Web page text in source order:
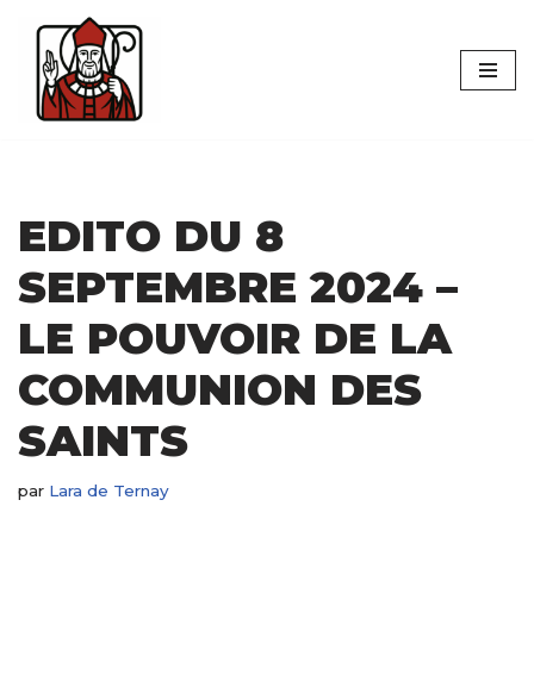
Aller
contenu
EDITO DU 8
SEPTEMBRE 2024 –
LE POUVOIR DE LA
COMMUNION DES
SAINTS
par Lara de Ternay